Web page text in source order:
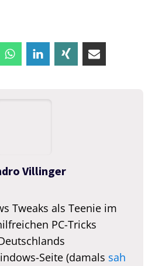
Villinger
Tweaks als Teenie im
PC-Tricks
Seite (damals sah